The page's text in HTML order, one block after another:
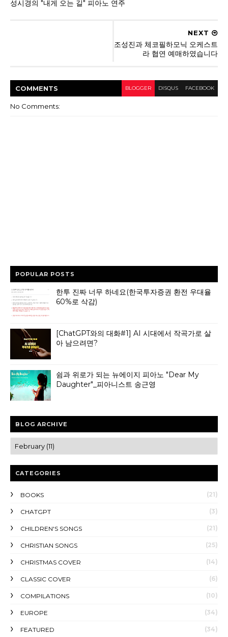
성시경의 "내게 오는 길" 피아노 연주
NEXT
조성진과 체코필하모닉 오케스트
라 협연 예매하였습니다
COMMENTS BLOGGER DISQUS FACEBOOK
No Comments:
POPULAR POSTS
한투 진짜 너무 하네요(한국투자증권 환전 우대율
60%로 삭감)
[ChatGPT와의 대화#1] AI 시대에서 작곡가로 살
아 남으려면?
쉼과 위로가 되는 뉴에이지 피아노 "Dear My
Daughter"_피아니스트 송근영
BLOG ARCHIVE
CATEGORIES
BOOKS (21)
CHATGPT (3)
CHILDREN'S SONGS (21)
CHRISTIAN SONGS (25)
CHRISTMAS COVER (14)
CLASSIC COVER (6)
COMPILATIONS (10)
EUROPE (34)
FEATURED (34)